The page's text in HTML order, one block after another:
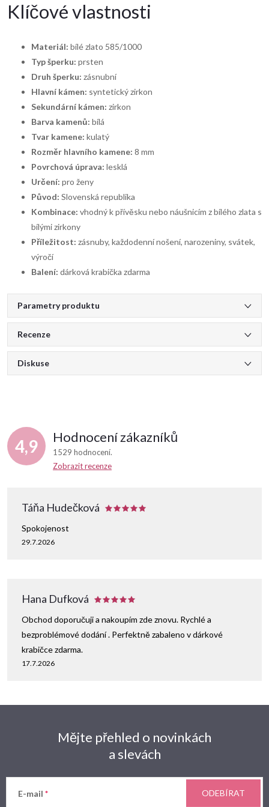
Klíčové vlastnosti
Materiál: bílé zlato 585/1000
Typ šperku: prsten
Druh šperku: zásnubní
Hlavní kámen: syntetický zirkon
Sekundární kámen: zirkon
Barva kamenů: bílá
Tvar kamene: kulatý
Rozměr hlavního kamene: 8 mm
Povrchová úprava: lesklá
Určení: pro ženy
Původ: Slovenská republika
Kombinace: vhodný k přívěsku nebo náušnicím z bílého zlata s
bílými zirkony
Příležitost: zásnuby, každodenní nošení, narozeniny, svátek,
výročí
Balení: dárková krabička zdarma
Parametry produktu
Recenze
Diskuse
4,9 Hodnocení zákazníků
1529 hodnocení
Zobrazit recenze
Táňa Hudečková
29.7.2026
Spokojenost
Hana Dufková
17.7.2026
Obchod doporučuji a nakoupím zde znovu. Rychlé a
bezproblémové dodání . Perfektně zabaleno v dárkové
krabičce zdarma.
Mějte přehled o novinkách
a slevách
E-mail ODEBÍRAT